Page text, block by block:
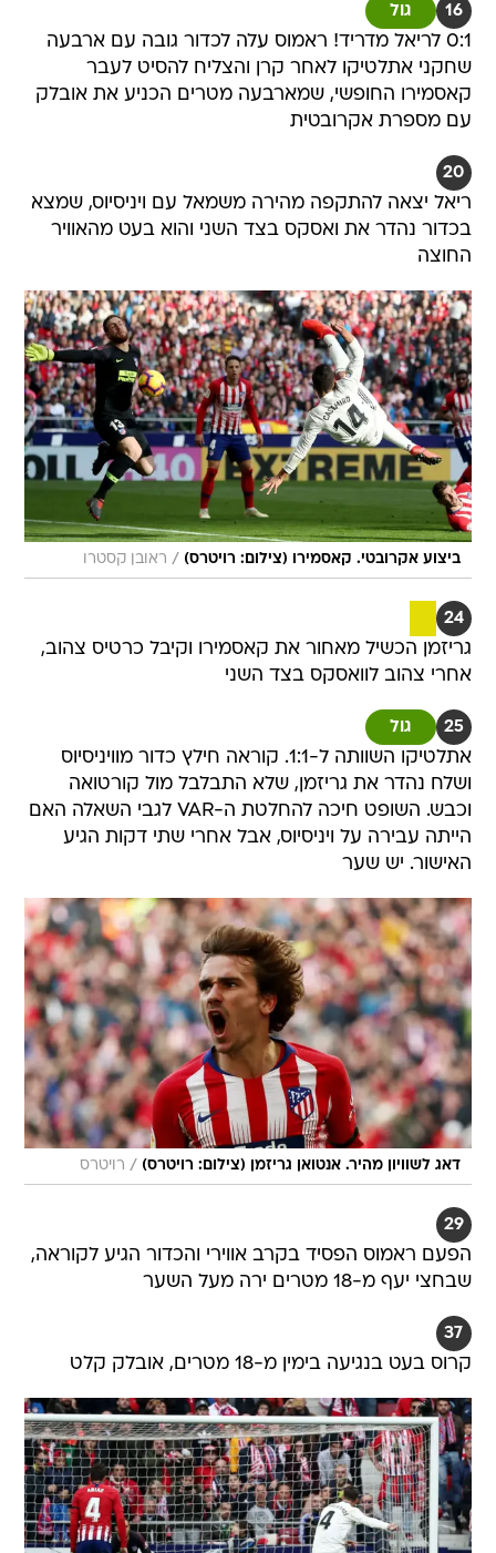
16 גול
0:1 לריאל מדריד! ראמוס עלה לכדור גובה עם ארבעה
שחקני אתלטיקו לאחר קרן והצליח להסיט לעבר
קאסמירו החופשי, שמארבעה מטרים הכניע את אובלק
עם מספרת אקרובטית
20
ריאל יצאה להתקפה מהירה משמאל עם ויניסיוס, שמצא
בכדור נהדר את ואסקס בצד השני והוא בעט מהאוויר
החוצה
ביצוע אקרובטי. קאסמירו (צילום: רויטרס) / ראובן קסטרו
24
גריזמן הכשיל מאחור את קאסמירו וקיבל כרטיס צהוב,
אחרי צהוב לוואסקס בצד השני
25 גול
אתלטיקו השוותה ל-1:1. קוראה חילץ כדור מוויניסיוס
ושלח נהדר את גריזמן, שלא התבלבל מול קורטואה
וכבש. השופט חיכה להחלטת ה-VAR לגבי השאלה האם
הייתה עבירה על ויניסיוס, אבל אחרי שתי דקות הגיע
האישור. יש שער
דאג לשוויון מהיר. אנטואן גריזמן (צילום: רויטרס) / רויטרס
29
הפעם ראמוס הפסיד בקרב אווירי והכדור הגיע לקוראה,
שבחצי יעף מ-18 מטרים ירה מעל השער
37
קרוס בעט בנגיעה בימין מ-18 מטרים, אובלק קלט